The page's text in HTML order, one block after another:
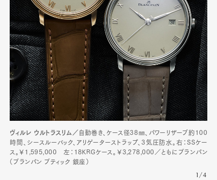
ヴィルレ ウルトラスリム／ 自動巻き、ケース径38㎜、パワーリザーブ約100
時間、シースルーバック、アリゲーターストラップ、3気圧防水。右：SSケー
ス。￥1,595,000 左：18KRGケース。￥3,278,000／ともにブランパン
（ブランパン ブティック 銀座）
1/4